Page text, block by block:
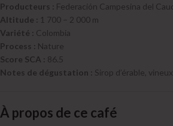
Producteurs : Federación Campesina del
Altitude : 1 700 – 2 000 m
Variété : Colombia
Process : Nature
Score SCA : 86.5
Notes de dégustation : Sirop d’érable,
À propos de ce café